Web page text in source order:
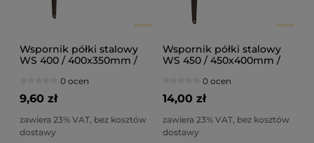
Wspornik półki stalowy
WS 400 / 400x350mm /
0 ocen
9,60 zł
zawiera 23% VAT, bez kosztów
dostawy
Wspornik półki stalowy
WS 450 / 450x400mm /
0 ocen
14,00 zł
zawiera 23% VAT, bez kosztów
dostawy